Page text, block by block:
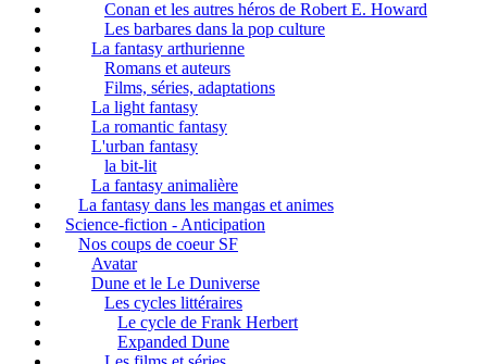
Conan et les autres héros de Robert E. Howard
Les barbares dans la pop culture
La fantasy arthurienne
Romans et auteurs
Films, séries, adaptations
La light fantasy
La romantic fantasy
L'urban fantasy
la bit-lit
La fantasy animalière
La fantasy dans les mangas et animes
Science-fiction - Anticipation
Nos coups de coeur SF
Avatar
Dune et le Le Duniverse
Les cycles littéraires
Le cycle de Frank Herbert
Expanded Dune